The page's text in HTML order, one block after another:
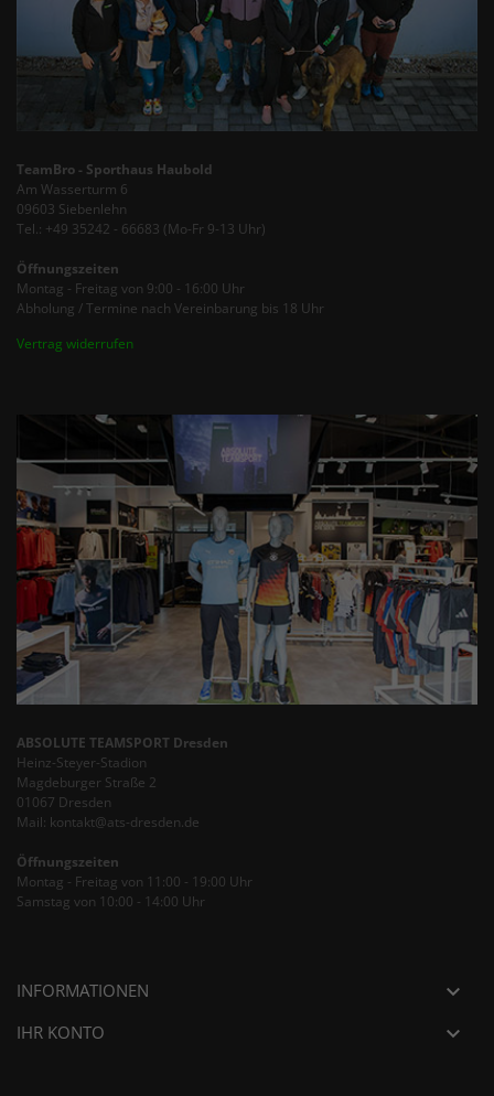
TeamBro - Sporthaus Haubold
Am Wasserturm 6
09603 Siebenlehn
Tel.: +49 35242 - 66683 (Mo-Fr 9-13 Uhr)
Öffnungszeiten
Montag - Freitag von 9:00 - 16:00 Uhr
Abholung / Termine nach Vereinbarung bis 18 Uhr
Vertrag widerrufen
ABSOLUTE TEAMSPORT Dresden
Heinz-Steyer-Stadion
Magdeburger Straße 2
01067 Dresden
Mail: kontakt@ats-dresden.de
Öffnungszeiten
Montag - Freitag von 11:00 - 19:00 Uhr
Samstag von 10:00 - 14:00 Uhr
INFORMATIONEN 
IHR KONTO 